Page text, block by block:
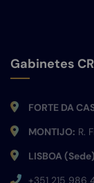
Gabinetes
FORTE DA
MONTIJO: R.
LISBOA
+351 215 986